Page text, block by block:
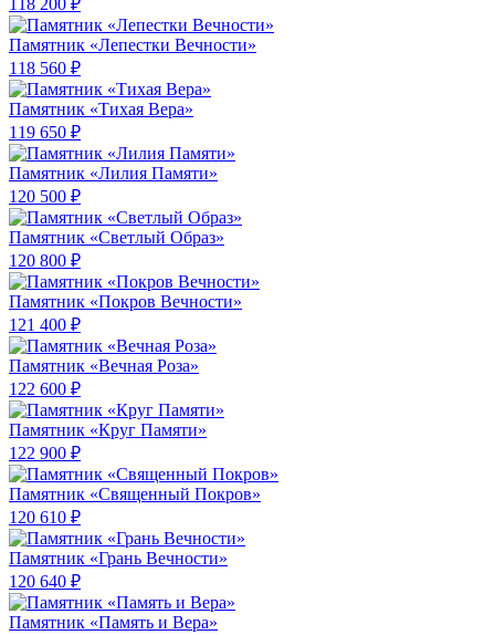
118 200 ₽
Памятник «Лепестки Вечности»
118 560 ₽
Памятник «Тихая Вера»
119 650 ₽
Памятник «Лилия Памяти»
120 500 ₽
Памятник «Светлый Образ»
120 800 ₽
Памятник «Покров Вечности»
121 400 ₽
Памятник «Вечная Роза»
122 600 ₽
Памятник «Круг Памяти»
122 900 ₽
Памятник «Священный Покров»
120 610 ₽
Памятник «Грань Вечности»
120 640 ₽
Памятник «Память и Вера»